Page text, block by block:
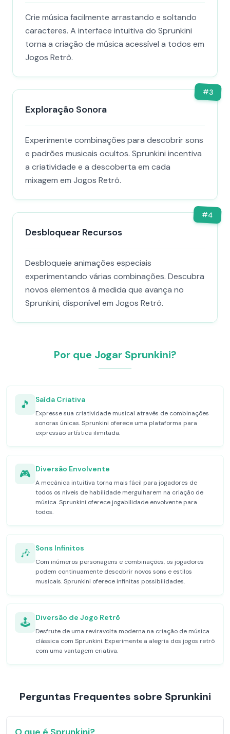
Crie música facilmente arrastando e soltando
caracteres. A interface intuitiva do Sprunkini
torna a criação de música acessível a todos em
Jogos Retrô.
#3
Exploração Sonora
Experimente combinações para descobrir sons
e padrões musicais ocultos. Sprunkini incentiva
a criatividade e a descoberta em cada
mixagem em Jogos Retrô.
#4
Desbloquear Recursos
Desbloqueie animações especiais
experimentando várias combinações. Descubra
novos elementos à medida que avança no
Sprunkini, disponível em Jogos Retrô.
Por que Jogar Sprunkini?
🎵 Saída Criativa
Expresse sua criatividade musical através de combinações
sonoras únicas. Sprunkini oferece uma plataforma para
expressão artística ilimitada.
🎮 Diversão Envolvente
A mecânica intuitiva torna mais fácil para jogadores de
todos os níveis de habilidade mergulharem na criação de
música. Sprunkini oferece jogabilidade envolvente para
todos.
🎶 Sons Infinitos
Com inúmeros personagens e combinações, os jogadores
podem continuamente descobrir novos sons e estilos
musicais. Sprunkini oferece infinitas possibilidades.
🕹️ Diversão de Jogo Retrô
Desfrute de uma reviravolta moderna na criação de música
clássica com Sprunkini. Experimente a alegria dos jogos retrô
com uma vantagem criativa.
Perguntas Frequentes sobre Sprunkini